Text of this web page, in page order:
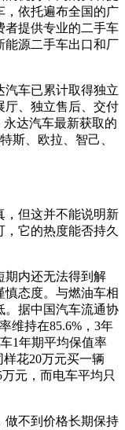
，依托遍布全国的广
者提供专业的二手车
能源二手车出口和厂
汽车已累计取得独立
厅、独立售后、交付
达汽车最新获取的
斯、欧拉、智己、
，但这并不能说明新
它的热度能否持久
期内还无法得到解
慎态度。与燃油车相
。据中国汽车流通协
维持在85.6%，3年
1年期平均保值率
样花20万元买一辆
元，而电车平均只
做不到价格长期保持